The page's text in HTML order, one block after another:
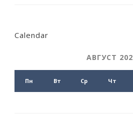
Calendar
АВГУСТ
Пн Вт Ср Чт